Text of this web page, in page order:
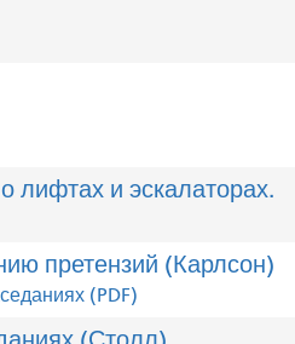
лифтах и ​​эскалаторах.
претензий (Карлсон)
(PDF)